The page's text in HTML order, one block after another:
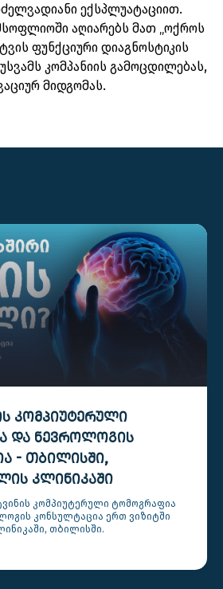
ექსპლუატაციით.
აღიარებს მათ ოქროს
ფუნქციური დიაგნოსტიკის
უსვამს კომპანიის გამოცდილებას,
მიდგომას.
ᲙᲝᲛᲞᲘᲣᲢᲔᲠᲣᲚᲘ
ᲓᲐ ᲜᲔᲕᲠᲝᲚᲝᲒᲘᲡ
- ᲗᲑᲘᲚᲘᲡᲨᲘ,
ᲙᲚᲘᲜᲘᲙᲐᲨᲘ
კომპიუტერული ტომოგრაფია
კონსულტაცია ერთ ვიზიტში
თბილისში.